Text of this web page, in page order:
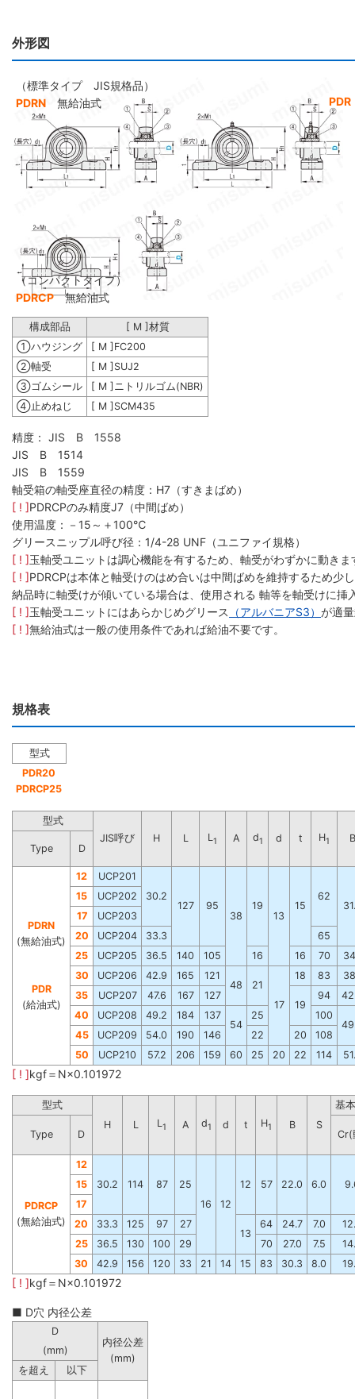
外形図
（標準タイプ JIS規格品）
PDRN 無給油式 PDR
（コンパクトタイプ）
PDRCP無給油式
構成部品
[ M ]材質
①ハウジング
[ M ]FC200
②軸受
[ M ]SUJ2
③ゴムシール
[ M ]ニトリルゴム(NBR)
④止めねじ
[ M ]SCM435
精度： JIS B 1558
JIS B 1514
JIS B 1559
軸受箱の軸受座直径の精度：H7（すきまばめ）
[ ! ]PDRCPのみ精度J7（中間ばめ）
使用温度：－15～＋100℃
グリースニップル呼び径：1/4-28 UNF（ユニファイ規格）
[ ! ]玉軸受ユニットは調心機能を有するため、軸受がわずかに動きま
[ ! ]PDRCPは本体と軸受けのはめ合いは中間ばめを維持するため少
納品時に軸受けが傾いている場合は、使用される 軸等を軸受けに挿
[ ! ]玉軸受ユニットにはあらかじめグリース （アルバニアS3） が適
[ ! ]無給油式は一般の使用条件であれば給油不要です。
規格表
型式
PDR20
PDRCP25
型式
JIS呼び
H L L1 A d1 d t H1
B
Type
D
PDRN
(無給油式)
PDR
(給油式)
12
UCP201
30.2
127
95
38
19
13
15
62
15
UCP202
17
UCP203
20
UCP204 33.3
65
25
UCP205 36.5 140 105 16 16 70
30
UCP206 42.9 165
121
48
21
17
18 83
35
UCP207 47.6 167
127
19
94
40
UCP208 49.2 184
137
54
25
100
45
UCP209 54.0 190 146 22 20
108
50
UCP210 57.2 206 159 60 25 20 22 114
[ ! ]kgf＝N×0.101972
型式
H
L L1 A d1 d t H1 B S
基
Type D Cr(
PDRCP
(無給油式)
12
30.2
114 87
25
16
12
12 57 22.0 6.0
15
17
20
33.3 125 97
27
13
64 24.7 7.0
25
36.5 130 100 29 70 27.0 7.5
30
42.9 156 120 33 21 14 15 83 30.3 8.0
[ ! ]kgf＝N×0.101972
■ D穴 内径公差
D
内径公差
(mm)
(mm)
を超え
以下